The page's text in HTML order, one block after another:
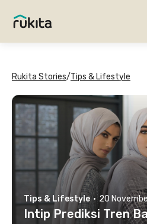
Rukita Stories/Tips & Lifestyle
Tips & Lifestyle · 20
Intip Prediksi Tren